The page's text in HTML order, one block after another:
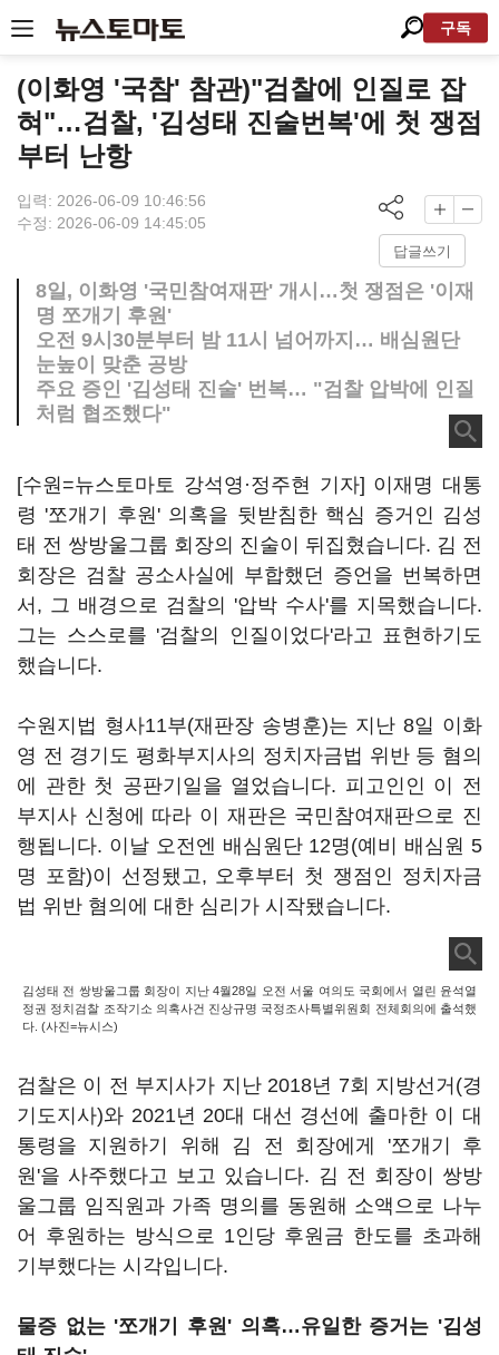
구독
(이화영 '국참' 참관)"검찰에 인질로 잡
혀"…검찰, '김성태 진술번복'에 첫 쟁점
부터 난항
입력: 2026-06-09 10:46:56
수정: 2026-06-09 14:45:05
답글쓰기
8일, 이화영 '국민참여재판' 개시…첫 쟁점은 '이재
명 쪼개기 후원'
오전 9시30분부터 밤 11시 넘어까지… 배심원단
눈높이 맞춘 공방
주요 증인 '김성태 진술' 번복… "검찰 압박에 인질
처럼 협조했다"
[수원=뉴스토마토 강석영·정주현 기자] 이재명 대통
령 '쪼개기 후원' 의혹을 뒷받침한 핵심 증거인 김성
태 전 쌍방울그룹 회장의 진술이 뒤집혔습니다. 김 전
회장은 검찰 공소사실에 부합했던 증언을 번복하면
서, 그 배경으로 검찰의 '압박 수사'를 지목했습니다.
그는 스스로를 '검찰의 인질이었다'라고 표현하기도
했습니다.
수원지법 형사11부(재판장 송병훈)는 지난 8일 이화
영 전 경기도 평화부지사의 정치자금법 위반 등 혐의
에 관한 첫 공판기일을 열었습니다. 피고인인 이 전
부지사 신청에 따라 이 재판은 국민참여재판으로 진
행됩니다. 이날 오전엔 배심원단 12명(예비 배심원 5
명 포함)이 선정됐고, 오후부터 첫 쟁점인 정치자금
법 위반 혐의에 대한 심리가 시작됐습니다.
김성태 전 쌍방울그룹 회장이 지난 4월28일 오전 서울 여의도 국회에서 열린 윤석열
정권 정치검찰 조작기소 의혹사건 진상규명 국정조사특별위원회 전체회의에 출석했
다. (사진=뉴시스)
검찰은 이 전 부지사가 지난 2018년 7회 지방선거(경
기도지사)와 2021년 20대 대선 경선에 출마한 이 대
통령을 지원하기 위해 김 전 회장에게 '쪼개기 후
원'을 사주했다고 보고 있습니다. 김 전 회장이 쌍방
울그룹 임직원과 가족 명의를 동원해 소액으로 나누
어 후원하는 방식으로 1인당 후원금 한도를 초과해
기부했다는 시각입니다.
물증 없는 '쪼개기 후원' 의혹…유일한 증거는 '김성